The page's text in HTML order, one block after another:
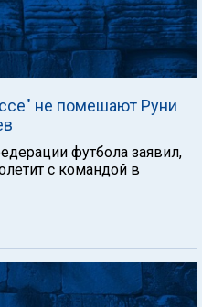
не помешают Руни
футбола заявил,
с командой в